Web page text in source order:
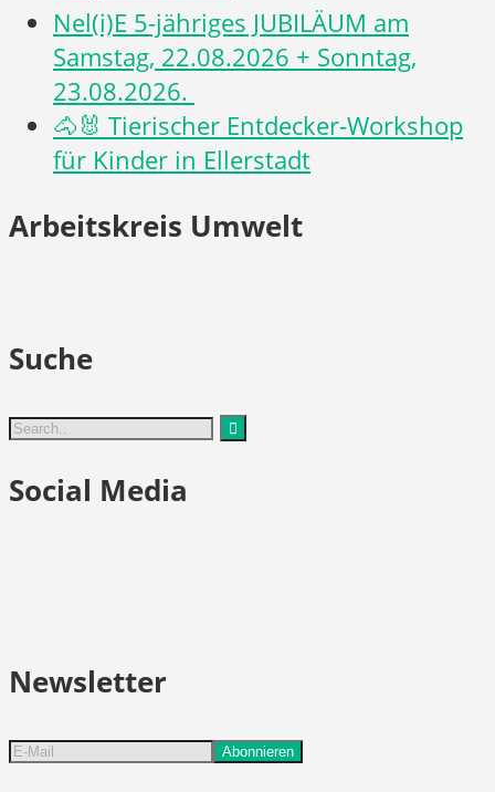
Nel(i)E 5-jähriges JUBILÄUM am
Samstag, 22.08.2026 + Sonntag,
23.08.2026.
🐴🐰 Tierischer Entdecker-Workshop
für Kinder in Ellerstadt
Arbeitskreis Umwelt
Suche
Social Media
Newsletter